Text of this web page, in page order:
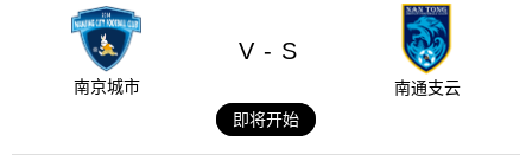
南京城市
V - S
南通支云
即将开始